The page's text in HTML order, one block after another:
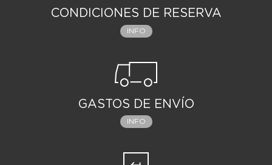
CONDICIONES DE RESERVA
INFO
GASTOS DE ENVÍO
INFO